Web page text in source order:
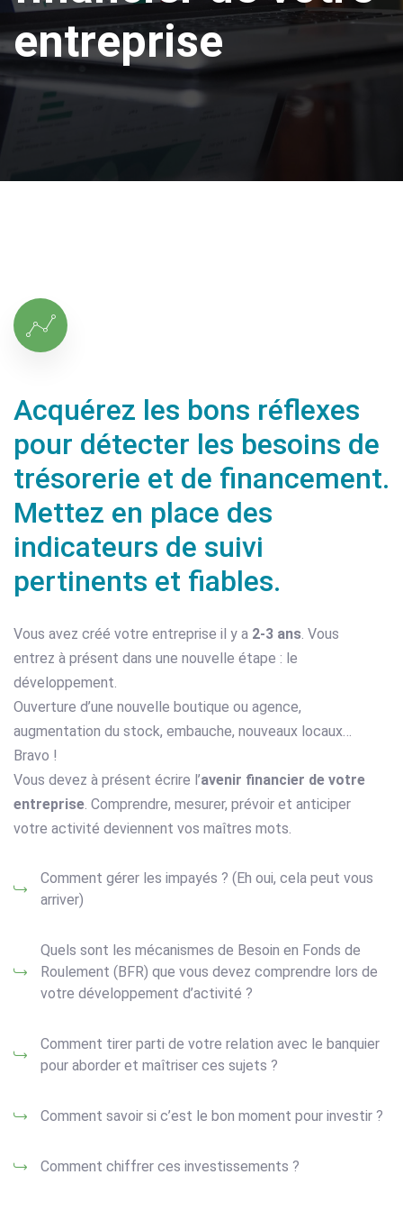
entreprise
Acquérez les bons réflexes
pour détecter les besoins de
trésorerie et de financement.
Mettez en place des
indicateurs de suivi
pertinents et fiables.
Vous avez créé votre entreprise il y a 2-3 ans . Vous
entrez à présent dans une nouvelle étape : le
développement.
Ouverture d’une nouvelle boutique ou agence,
augmentation du stock, embauche, nouveaux locaux…
Bravo !
Vous devez à présent écrire l’avenir financier de votre
entreprise . Comprendre, mesurer, prévoir et anticiper
votre activité deviennent vos maîtres mots.
Comment gérer les impayés ? (Eh oui, cela peut vous
arriver)
Quels sont les mécanismes de Besoin en Fonds de
Roulement (BFR) que vous devez comprendre lors de
votre développement d’activité ?
Comment tirer parti de votre relation avec le banquier
pour aborder et maîtriser ces sujets ?
Comment savoir si c’est le bon moment pour investir ?
Comment chiffrer ces investissements ?